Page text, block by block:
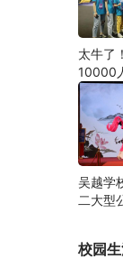
太牛了
10000
关注的
吴越学
二大型
校园